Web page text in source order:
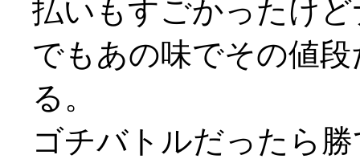
払いもすごかったけ
でもあの味でその値
る。
ゴチバトルだったら